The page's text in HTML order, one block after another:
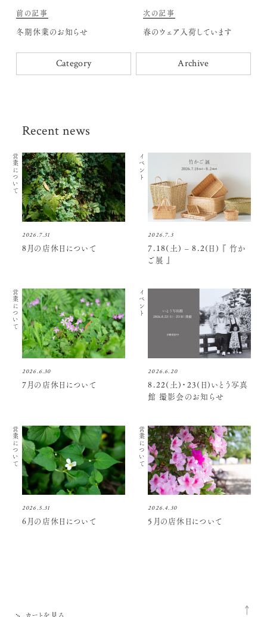
前の記事
冬期休業のお知らせ
次の記事
春のウェア入荷しています
Category Archive
Recent news
2026.7.31
営業について
8月の店休日について
2026.7.3
イベント
7.18(土) – 8.2(日) 『 竹か
ご展 』
2026.6.30
営業について
7月の店休日について
2026.6.20
イベント
8.22(土)・23(日)いとう写真
館 撮影会のお知らせ
2026.5.31
営業について
6月の店休日について
2026.4.30
営業について
5月の店休日について